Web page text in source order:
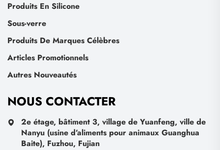
Produits En Silicone
Sous-verre
Produits De Marques Célèbres
Articles Promotionnels
Autres Nouveautés
NOUS CONTACTER
2e étage, bâtiment 3, village de Yuanfeng, ville de
Nanyu (usine d’aliments pour animaux Guanghua
Baite), Fuzhou, Fujian